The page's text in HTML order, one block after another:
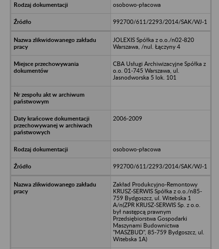
osobowo-płacowa
992700/611/2293/2014/SAK/WJ-1
JOLEXIS Spółka z o.o./n02-820
Warszawa, /nul. Łączyny 4
CBA Usługi Archiwizacyjne Spółka z
o.o. 01-745 Warszawa, ul.
Jasnodworska 5 lok. 101
2006-2009
osobowo-płacowa
992700/611/2293/2014/SAK/WJ-1
Zakład Produkcyjno-Remontowy
KRUSZ-SERWIS Spółka z o.o./n85-
759 Bydgoszcz, ul. Witebska 1
A/n(ZPR KRUSZ-SERWIS Sp. z o.o.
był następcą prawnym
Przedsiębiorstwa Gospodarki
Maszynami Budownictwa
"MASZBUD", 85-759 Bydgoszcz, ul.
Witebska 1A)